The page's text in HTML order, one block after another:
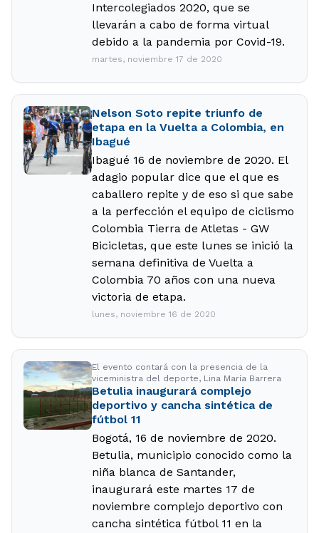
Intercolegiados 2020, que se
llevarán a cabo de forma virtual
debido a la pandemia por Covid-19.
martes, noviembre 17 de 2020
Nelson Soto repite triunfo de
etapa en la Vuelta a Colombia, en
Ibagué
Ibagué 16 de noviembre de 2020. El
adagio popular dice que el que es
caballero repite y de eso si que sabe
a la perfección el equipo de ciclismo
Colombia Tierra de Atletas - GW
Bicicletas, que este lunes se inició la
semana definitiva de Vuelta a
Colombia 70 años con una nueva
victoria de etapa.
lunes, noviembre 16 de 2020
El evento contará con la presencia de la
viceministra del deporte, Lina María Barrera
Betulia inaugurará complejo
deportivo y cancha sintética de
fútbol 11
Bogotá, 16 de noviembre de 2020.
Betulia, municipio conocido como la
niña blanca de Santander,
inaugurará este martes 17 de
noviembre complejo deportivo con
cancha sintética fútbol 11 en la